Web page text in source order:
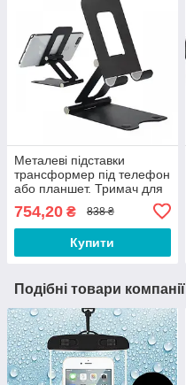
Металеві підставки
трансформер під телефон
або планшет. Тримач для
телефону планшета V4B
Чорна
754,20 ₴ 838 ₴
Купити
Подібні товари компанії